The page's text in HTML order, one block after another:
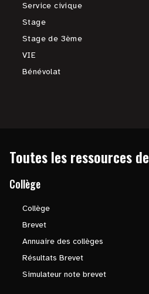
Service civique
Stage
Stage de 3ème
VIE
Bénévolat
Toutes les ressources de
Collège
Collège
Brevet
Annuaire des collèges
Résultats Brevet
Simulateur note brevet